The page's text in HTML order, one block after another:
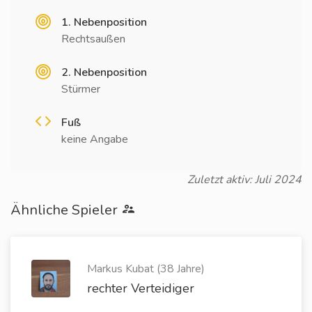
1. Nebenposition
Rechtsaußen
2. Nebenposition
Stürmer
Fuß
keine Angabe
Zuletzt aktiv: Juli 2024
Ähnliche Spieler
Markus Kubat (38 Jahre)
rechter Verteidiger